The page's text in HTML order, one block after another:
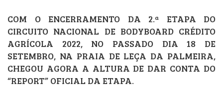
COM O ENCERRAMENTO DA 2.ª ETAPA DO
CIRCUITO NACIONAL DE BODYBOARD CRÉDITO
AGRÍCOLA 2022, NO PASSADO DIA 18 DE
SETEMBRO, NA PRAIA DE LEÇA DA PALMEIRA,
CHEGOU AGORA A ALTURA DE DAR CONTA DO
“REPORT” OFICIAL DA ETAPA.